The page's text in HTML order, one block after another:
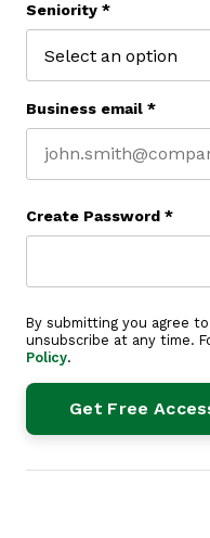
Seniority *
Business email *
Create Password *
By submitting you agree
unsubscribe at any time.
Policy.